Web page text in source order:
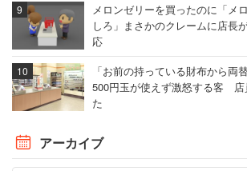
メロンゼリーを買ったのに「メ
しろ」まさかのクレームに店長
応
「お前の持っている財布から両
500円玉が使えず激怒する客 店
た
アーカイブ